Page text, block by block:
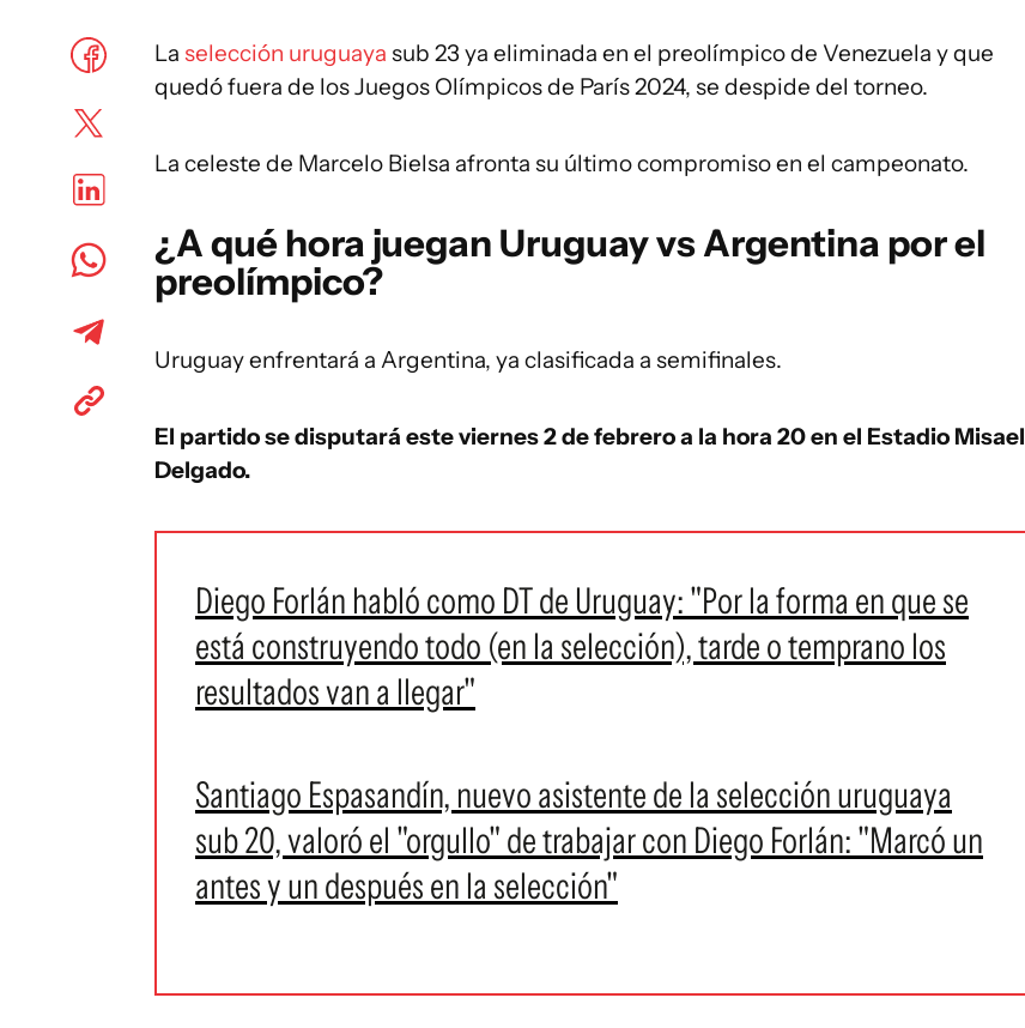
La selección uruguaya sub 23 ya eliminada en el preolímpico de Venezuela y que
quedó fuera de los Juegos Olímpicos de París 2024, se despide del torneo.
La celeste de Marcelo Bielsa afronta su último compromiso en el campeonato.
¿A qué hora juegan Uruguay vs Argentina por el
preolímpico?
Uruguay enfrentará a Argentina, ya clasificada a semifinales.
El partido se disputará este viernes 2 de febrero a la hora 20 en el Estadio Misael
Delgado.
Diego Forlán habló como DT de Uruguay: "Por la forma en que se
está construyendo todo (en la selección), tarde o temprano los
resultados van a llegar"
Santiago Espasandín, nuevo asistente de la selección uruguaya
sub 20, valoró el "orgullo" de trabajar con Diego Forlán: "Marcó un
antes y un después en la selección"